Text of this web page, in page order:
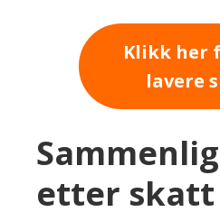
Klikk her
lavere
etter skatt